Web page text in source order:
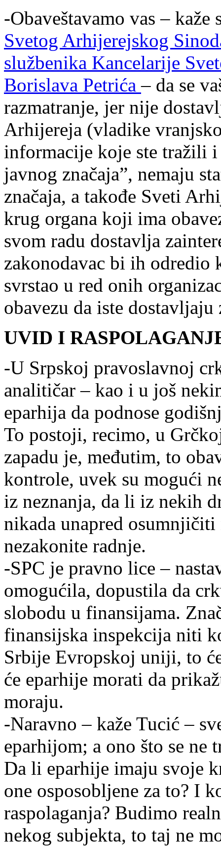
-Obaveštavamo vas –
Svetog Arhijerejskog
službenika Kancelarije
Borislava Petrića– da se
razmatranje, jer nije
Arhijereja (vladike
informacije koje ste tražili
javnog značaja”, nemaju
značaja, a takođe Sveti
krug organa koji ima
svom radu dostavlja
zakonodavac bi ih odredio
svrstao u red onih
obavezu da iste
UVID I
-U Srpskoj pravoslavnoj
analitičar – kao i u još
eparhija da podnose
To postoji, recimo, u
zapadu je, međutim, to
kontrole, uvek su mogući
iz neznanja, da li iz nekih
nikada unapred
nezakonite radnje.
-SPC je pravno lice –
omogućila, dopustila da
slobodu u finansijama.
finansijska inspekcija niti
Srbije Evropskoj uniji, to
će eparhije morati da
moraju.
-Naravno – kaže Tucić –
eparhijom; a ono što se ne
Da li eparhije imaju svoje
one osposobljene za to? I
raspolaganja? Budimo
nekog subjekta, to taj ne